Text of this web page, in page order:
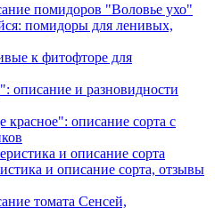
помидоров "Воловье ухо"
помидоры для ленивых,
к фитофторе для
описание и разновидности
описание сорта с
и описание сорта
и описание сорта, отзывы
томата Сенсей,